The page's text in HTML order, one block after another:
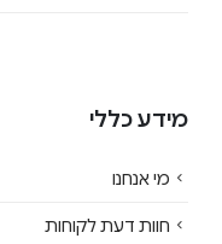
מידע כללי
מי אנחנו
חוות דעת לקוחות